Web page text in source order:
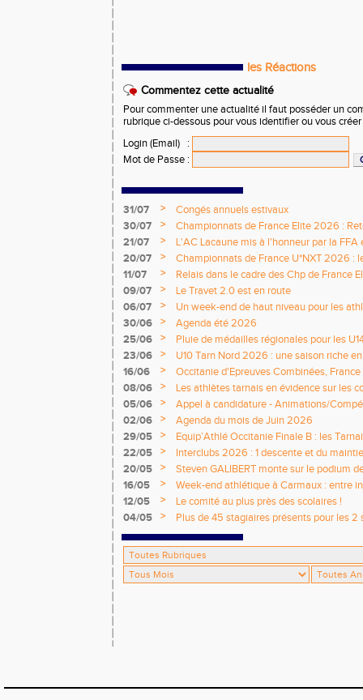
les Réactions
Commentez cette actualité
Pour commenter une actualité il faut posséder un
rubrique ci-dessous pour vous identifier ou vous
Login (Email)
:
Mot de Passe :
31/07 >
Congés annuels estivaux
30/07
>
Championnats de France Elite 2026 :
21/07
>
L'AC Lacaune mis à l'honneur par la
20/07
>
Championnats de France U*NXT 2026 :
titres nationaux !
11/07 >
Relais dans le cadre des Chp de France
09/07
>
Le Travet 2.0 est en route
06/07
>
Un week-end de haut niveau pour les
nationale
30/06 >
Agenda été 2026
25/06
>
Pluie de médailles régionales pour les
23/06
>
U10 Tarn Nord 2026 : une saison riche
émotions
16/06 >
Occitanie d'Epreuves Combinées,
National de Castres
08/06 >
Les athlètes tarnais en évidence sur les
05/06
>
Appel à candidature - Animations/
2026 / 2027
02/06 >
Agenda du mois de Juin 2026
29/05
>
Equip’Athlé Occitanie Finale B : les
22/05
>
Interclubs 2026 : 1 descente et du
20/05
>
Steven GALIBERT monte sur le podium
16/05
>
Week-end athlétique à Carmaux : entre
départementaux jeunes
12/05 >
Le comité au plus près des scolaires !
04/05
>
Plus de 45 stagiaires présents pour les 2